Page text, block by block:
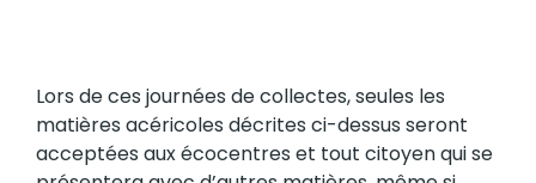
Lors de ces journées de collectes, seules les
matières acéricoles décrites ci-dessus seront
acceptées aux écocentres et tout citoyen qui se